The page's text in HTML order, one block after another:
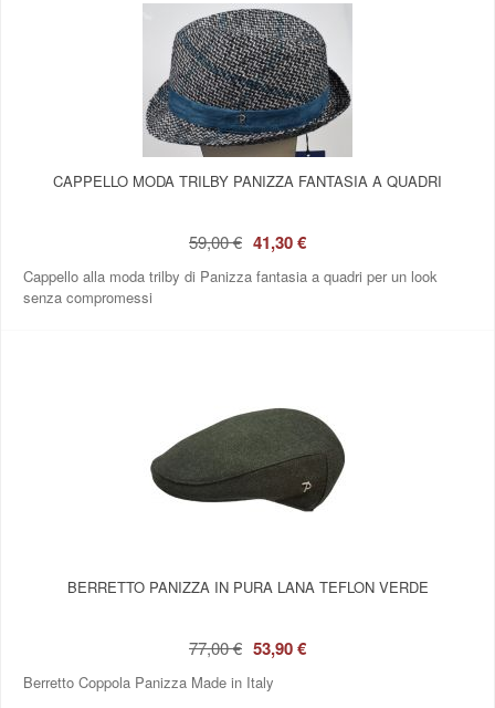
CAPPELLO MODA TRILBY PANIZZA FANTASIA A QUADRI
59,00 € 41,30 €
Cappello alla moda trilby di Panizza fantasia a quadri per un look
senza compromessi
BERRETTO PANIZZA IN PURA LANA TEFLON VERDE
77,00 € 53,90 €
Berretto Coppola Panizza Made in Italy